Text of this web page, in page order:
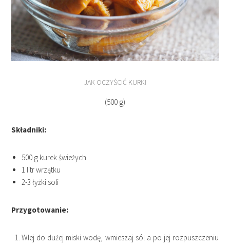
JAK OCZYŚCIĆ KURKI
(500 g)
Składniki:
500 g kurek świeżych
1 litr wrzątku
2-3 łyżki soli
Przygotowanie:
Wlej do dużej miski wodę, wmieszaj sól a po jej rozpuszczeniu